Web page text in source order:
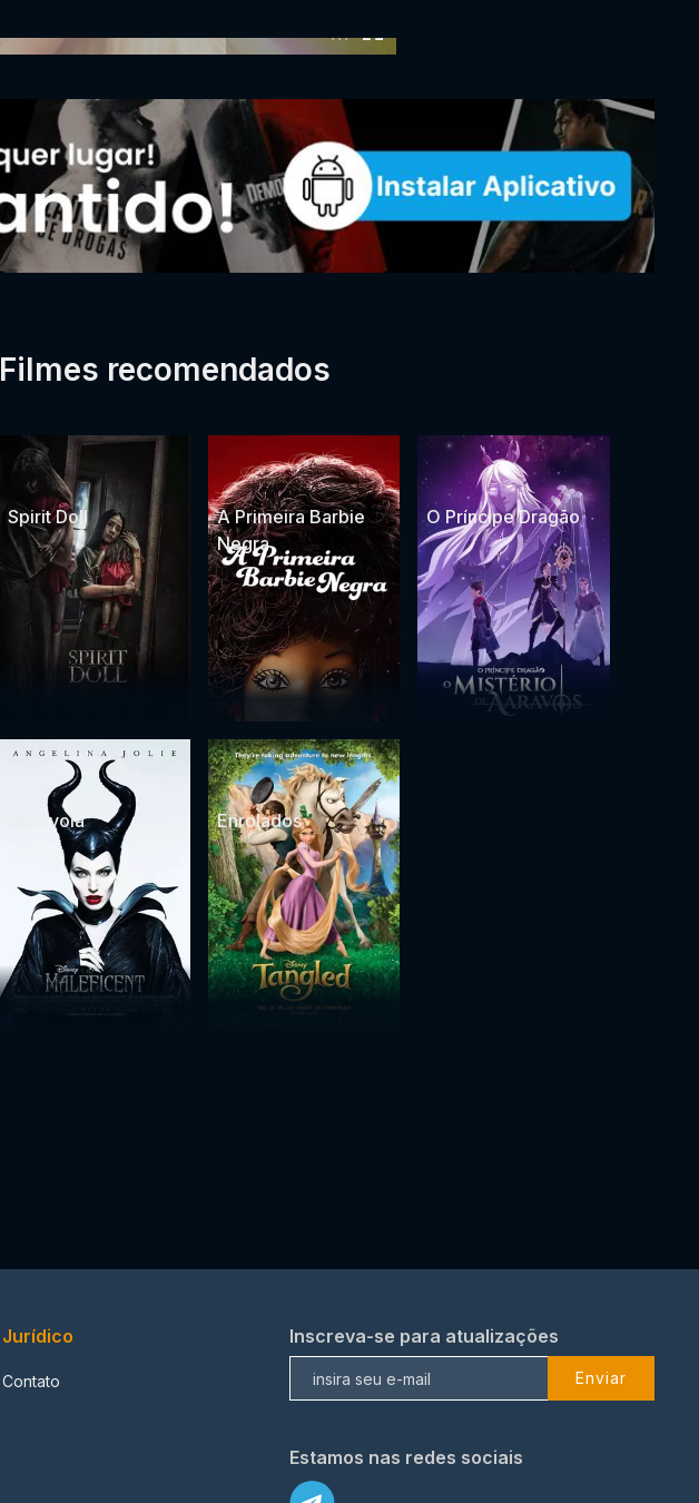
Filmes recomendados
Spirit Doll
A Primeira Barbie
Negra
O Príncipe Dragão
Malévola Enrolados
Jurídico
Contato
Inscreva-se para atualizações
Enviar
Estamos nas redes sociais